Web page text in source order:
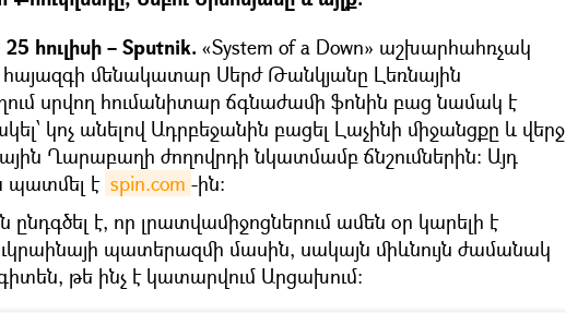
հուլիսի – Sputnik. «System of a Down» աշխարհահռչակ
հայազգի մենակատար Սերժ Թանկյանը Լեռնային
սրվող հումանիտար ճգնաժամի ֆոնին բաց նամակ է
կոչ անելով Ադրբեջանին բացել Լաչինի միջանցքը և վերջ
Ղարաբաղի ժողովրդի նկատմամբ ճնշումներին։ Այդ
պատմել է spin.com -ին։
է, որ լրատվամիջոցներում ամեն օր կարելի է
պատերազմի մասին, սակայն միևնույն ժամանակ
թե ինչ է կատարվում Արցախում։